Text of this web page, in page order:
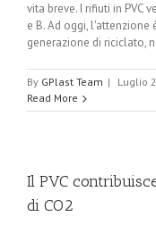
vita breve. I rifiuti in PVC
e B. Ad oggi,
generazione di riciclato,
By GPlast Team | Luglio
Read More
Il PVC
di CO2